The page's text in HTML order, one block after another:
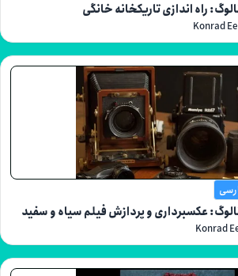
تاریکخانه خانگی
و پردازش فیلم سیاه و سفید